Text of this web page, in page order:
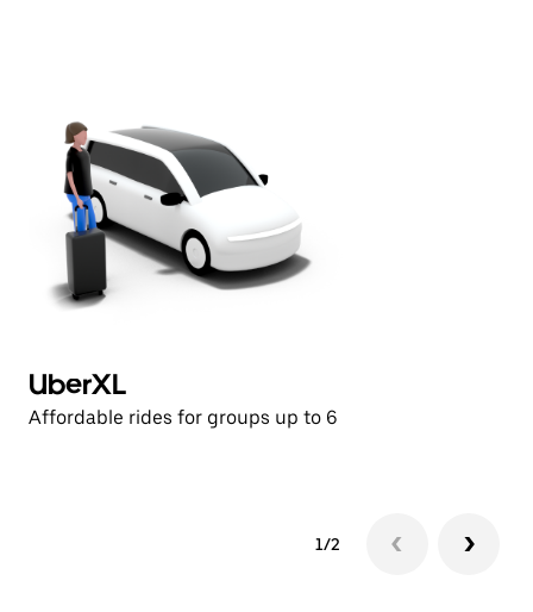
UberXL
Affordable rides for groups up to 6
1/2